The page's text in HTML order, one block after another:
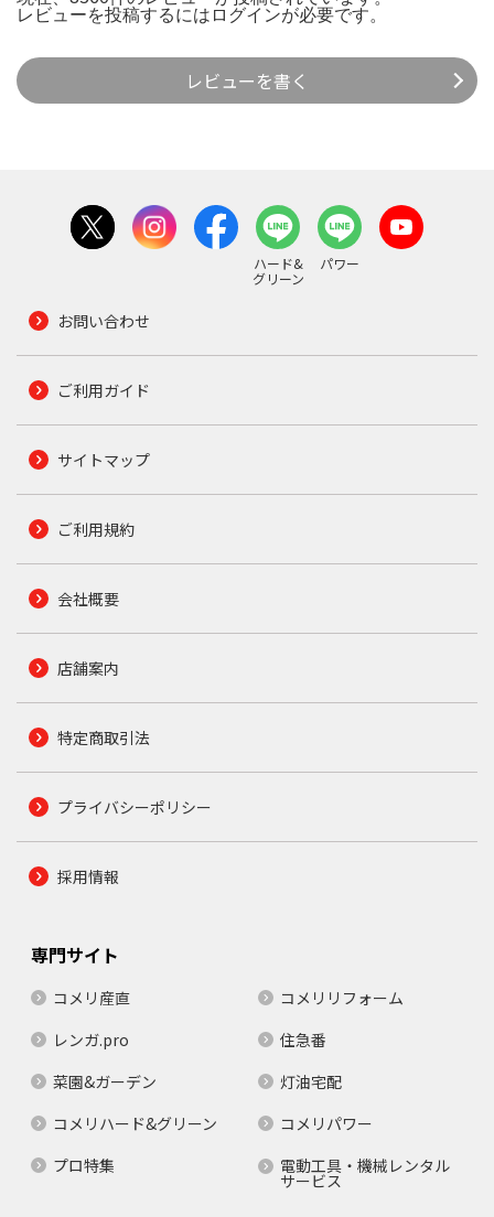
レビューを投稿するには ログインが必要です。
レビューを書く
ハード&
グリーン
パワー
お問い合わせ
ご利用ガイド
サイトマップ
ご利用規約
会社概要
店舗案内
特定商取引法
プライバシーポリシー
採用情報
専門サイト
コメリ産直
コメリリフォーム
レンガ.pro
住急番
菜園&ガーデン
灯油宅配
コメリハード&グリーン
コメリパワー
プロ特集
電動工具・機械レンタル
サービス